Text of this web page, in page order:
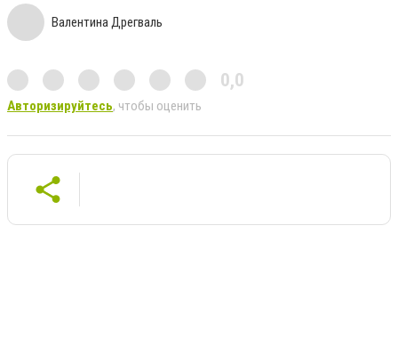
Валентина Дрегваль
0,0
Авторизируйтесь, чтобы оценить